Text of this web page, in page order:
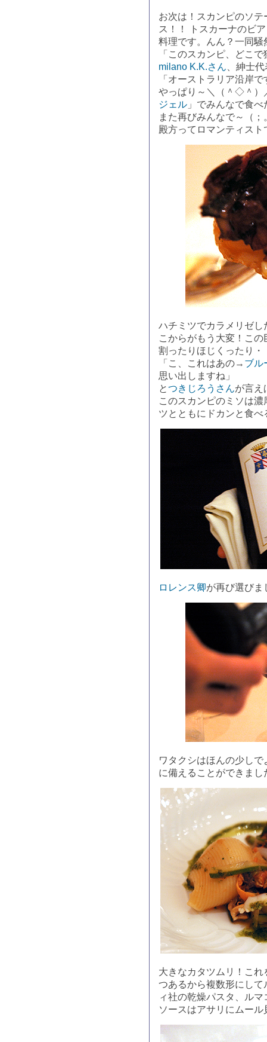
お次は！スカンピのソ
ス！！ トスカーナのビ
料理です。んん？一同
「このスカンピ、どこ
milano K.K.さん 、紳士
「オーストラリア沿岸で
やっぱり～＼（＾◇＾
ジェル 」でみんなで食
また再びみんなで～（；
殿方ってロマンティス
ハチミツでカラメリゼ
こからがもう大変！こ
割ったりほじくったり・
「こ、これはあの→ ブル
思い出しますね」
とつきじろうさんが言え
このスカンピのミソは
ツとともにドカンと食
ロレンス卿が再び選びま
ワタクシはほんの少し
に備えることができま
大きなカタツムリ！こ
つあるから複数形にし
ィ社の乾燥パスタ、ルマ
ソースはアサリにムー